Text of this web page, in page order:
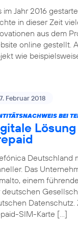
im Jahr 2016
in dieser Zeit
aus dem
online gestellt.
wie
Februar 2018
BEI
Deutschland
Das
einem
deutschen
Datenschutz.
SIM-Karte […]